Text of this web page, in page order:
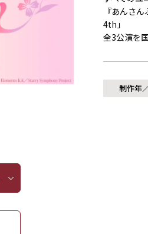
『あんさ
4th」
全3公演を
制作年